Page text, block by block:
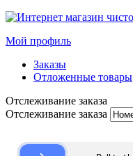
Мой профиль
Заказы
Отложенные товары
Отслеживание заказа
Отслеживание заказа